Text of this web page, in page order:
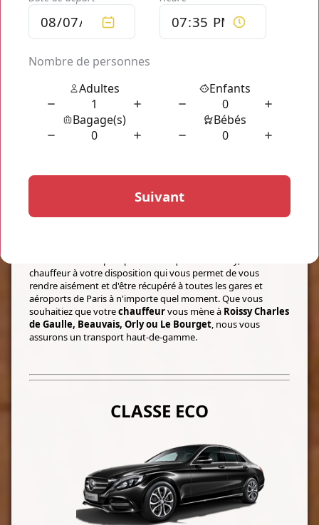
[WIDGET-1]
PROFITEZ D'UN TRANSPORT À PETIT
PRIX
Gare de Lyon Roissy CDG
alentours, pour tous vos trajets et transferts en région
chauffeur à votre disposition qui vous permet de vous
rendre aisément et d'être récupéré à toutes les gares et
aéroports de Paris à n'importe quel moment. Que vous
souhaitiez que votrechauffeurvous mène à Roissy Charles
de Gaulle, Beauvais, Orly ou Le Bourget, nous vous
assurons un transport haut-de-gamme.
CLASSE ECO